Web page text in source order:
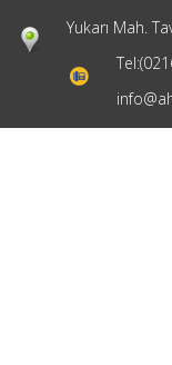
Yukarı Mah.
Tel: